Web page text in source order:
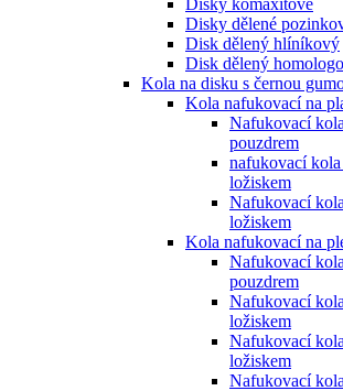
Disky komaxitové
Disky dělené
Disk dělený hlíníkový
Disk dělený
Kola na disku s černou
Kola nafukovací na
Nafukovací
pouzdrem
nafukovací
ložiskem
Nafukovací
ložiskem
Kola nafukovací na
Nafukovací
pouzdrem
Nafukovací
ložiskem
Nafukovací
ložiskem
Nafukovací